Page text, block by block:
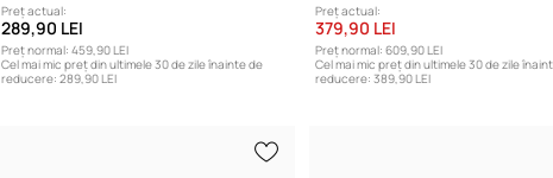
Preț actual:
289,90 LEI
Preț normal: 459,90 LEI
Cel mai mic preț din ultimele 30 de zile înainte de
reducere: 289,90 LEI
Preț actual:
379,90 LEI
Preț normal: 609,90 LEI
Cel mai mic preț din ultimele 30 de zile
reducere: 389,90 LEI